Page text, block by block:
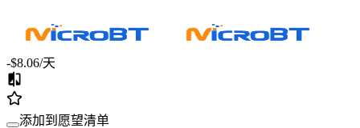
-$8.06/天
添加到愿望清单